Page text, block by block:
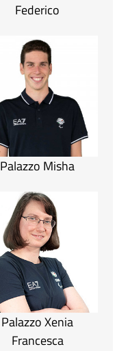
Federico
Palazzo Misha
Palazzo Xenia
Francesca